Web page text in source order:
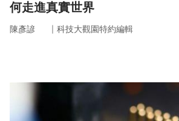
何走進真實世界
陳彥諺 ｜ 科技大觀園特約編輯